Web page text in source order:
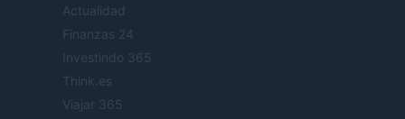
Actualidad
Finanzas 24
Investindo 365
Think.es
Viajar 365